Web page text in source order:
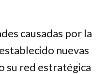
causadas por la
nuevas
su red estratégica